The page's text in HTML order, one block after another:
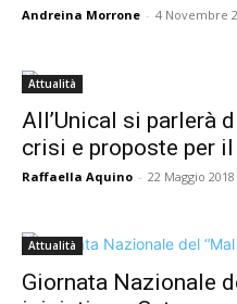
Andreina Morrone - 4 Novembre
Attualità
All’Unical si parlerà
crisi e proposte per
Raffaella Aquino - 22 Maggio 2018
Attualità
Giornata Nazionale